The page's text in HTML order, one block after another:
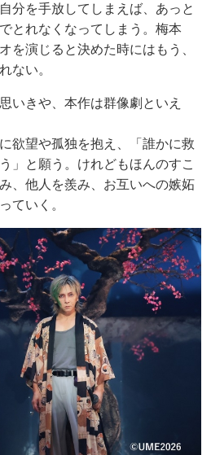
分を手放してしまえば、あっと
とれなくなってしまう。梅本
を演じると決めた時にはもう、
ない。
いきや、本作は群像劇といえ
欲望や孤独を抱え、「誰かに救
」と願う。けれどもほんのすこ
、他人を羨み、お互いへの嫉妬
ていく。